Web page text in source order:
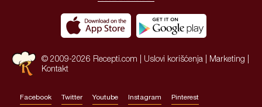
© 2009-2026 Recepti.com | Uslovi korišćenja| Marketing
Kontakt
Facebook Twitter Youtube Instagram Pinterest